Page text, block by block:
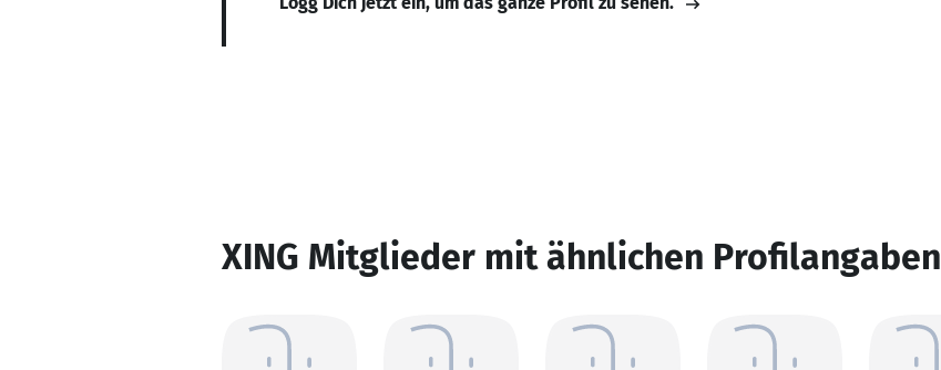
XING Mitglieder mit ähnlichen Profilangaben